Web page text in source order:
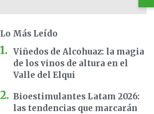
Lo Más Leído
Viñedos de Alcohuaz: la magia
de los vinos de altura en el
Valle del Elqui
Bioestimulantes Latam 2026:
las tendencias que marcarán